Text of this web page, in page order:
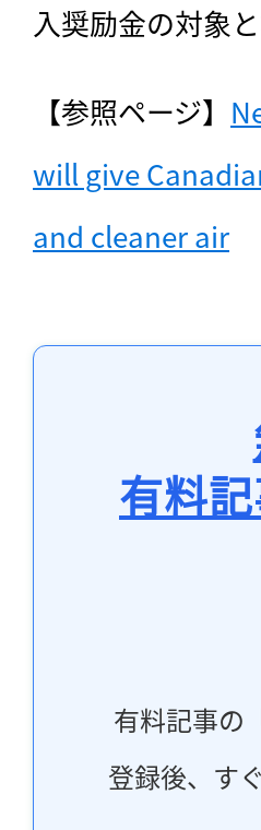
入奨励金の対象と
【参照ページ】
will give
and cleaner air
有料
有料記事の
登録後、す